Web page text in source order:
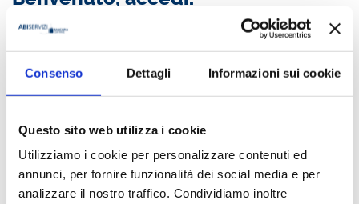
Consenso Dettagli Informazioni sui cookie
Questo sito web utilizza i cookie
Utilizziamo i cookie per personalizzare contenuti ed
annunci, per fornire funzionalità dei social media e per
analizzare il nostro traffico. Condividiamo inoltre
la storia degli acquisti effettuati